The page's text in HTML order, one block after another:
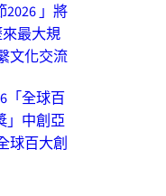
2026 」將
最大規
文化交流
「全球百
」中創亞
球百大創